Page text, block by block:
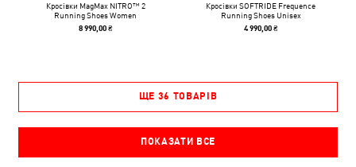
Кросівки MagMax NITRO™ 2
Running Shoes Women
8 990,00 ₴
Кросівки SOFTRIDE Frequence
Running Shoes Unisex
4 990,00 ₴
ЩЕ 36 ТОВАРІВ
ПОКАЗАТИ ВСЕ